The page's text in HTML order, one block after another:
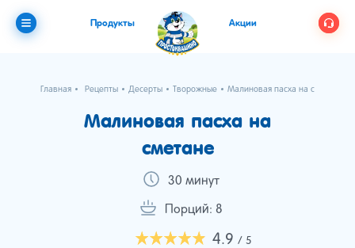
Продукты Акции
Главная Рецепты Десерты Творожные Малиновая пасха на сметане
Малиновая пасха на
сметане
30 минут
Порций: 8
4.9 / 5